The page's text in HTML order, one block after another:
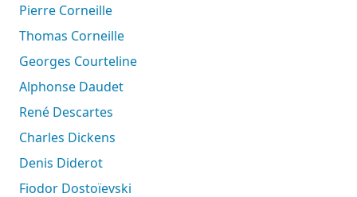
Pierre Corneille
Thomas Corneille
Georges Courteline
Alphonse Daudet
René Descartes
Charles Dickens
Denis Diderot
Fiodor Dostoïevski